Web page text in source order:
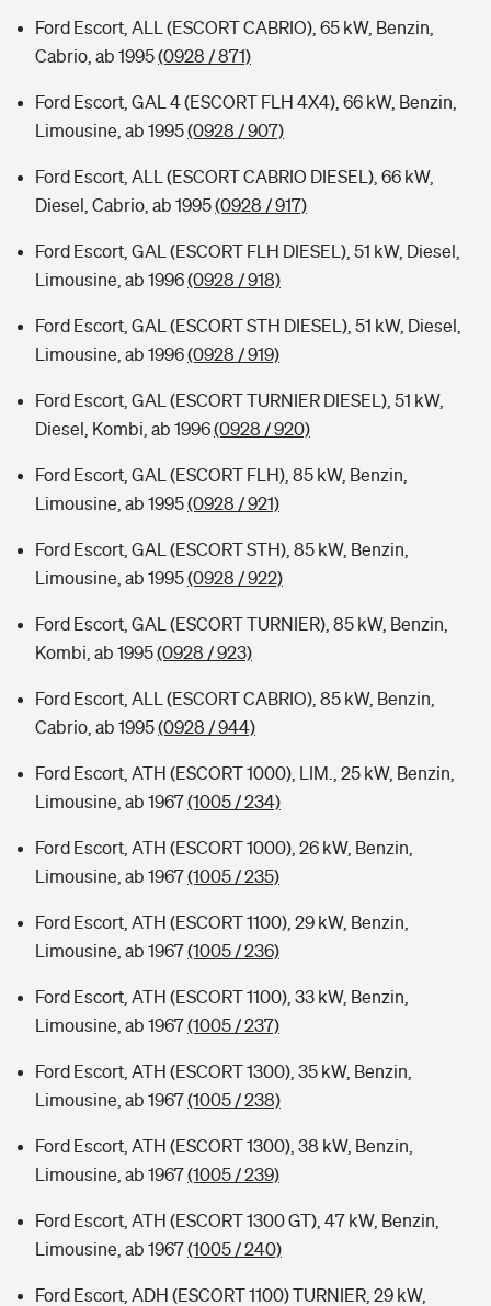
Ford Escort, ALL (ESCORT CABRIO), 65 kW, Benzin,
Cabrio, ab 1995(0928 / 871)
Ford Escort, GAL 4 (ESCORT FLH 4X4), 66 kW, Benzin,
Limousine, ab 1995(0928 / 907)
Ford Escort, ALL (ESCORT CABRIO DIESEL), 66 kW,
Diesel, Cabrio, ab 1995(0928 / 917)
Ford Escort, GAL (ESCORT FLH DIESEL), 51 kW, Diesel,
Limousine, ab 1996(0928 / 918)
Ford Escort, GAL (ESCORT STH DIESEL), 51 kW, Diesel,
Limousine, ab 1996(0928 / 919)
Ford Escort, GAL (ESCORT TURNIER DIESEL), 51 kW,
Diesel, Kombi, ab 1996(0928 / 920)
Ford Escort, GAL (ESCORT FLH), 85 kW, Benzin,
Limousine, ab 1995(0928 / 921)
Ford Escort, GAL (ESCORT STH), 85 kW, Benzin,
Limousine, ab 1995(0928 / 922)
Ford Escort, GAL (ESCORT TURNIER), 85 kW, Benzin,
Kombi, ab 1995(0928 / 923)
Ford Escort, ALL (ESCORT CABRIO), 85 kW, Benzin,
Cabrio, ab 1995(0928 / 944)
Ford Escort, ATH (ESCORT 1000), LIM., 25 kW, Benzin,
Limousine, ab 1967(1005 / 234)
Ford Escort, ATH (ESCORT 1000), 26 kW, Benzin,
Limousine, ab 1967(1005 / 235)
Ford Escort, ATH (ESCORT 1100), 29 kW, Benzin,
Limousine, ab 1967(1005 / 236)
Ford Escort, ATH (ESCORT 1100), 33 kW, Benzin,
Limousine, ab 1967(1005 / 237)
Ford Escort, ATH (ESCORT 1300), 35 kW, Benzin,
Limousine, ab 1967(1005 / 238)
Ford Escort, ATH (ESCORT 1300), 38 kW, Benzin,
Limousine, ab 1967(1005 / 239)
Ford Escort, ATH (ESCORT 1300 GT), 47 kW, Benzin,
Limousine, ab 1967(1005 / 240)
Ford Escort, ADH (ESCORT 1100) TURNIER, 29 kW,